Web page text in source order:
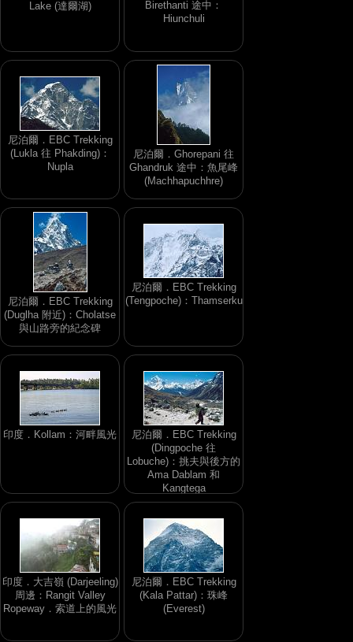
Lake (達爾湖)
Birethanti 途中：
Hiunchuli
尼泊爾．EBC Trekking
(Lukla 往 Phakding)：
Nupla
尼泊爾．Ghorepani 往
Ghandruk 途中：魚尾峰
(Machhapuchhre)
尼泊爾．EBC Trekking
(Duglha 附近)：Cholatse
與山路旁的紀念碑
尼泊爾．EBC Trekking
(Tengpoche)：Thamserku
印度．Kollam：河畔風光
尼泊爾．EBC Trekking
(Dingpoche 往
Lobuche)：挑夫與後方的
Ama Dablam 和
Kangtega
印度．大吉嶺 (Darjeeling)
周邊：Rangit Valley
Ropeway．索道上的風光
尼泊爾．EBC Trekking
(Kala Pattar)：珠峰
(Everest)